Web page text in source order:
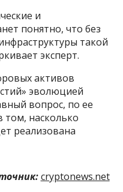
и
понятно, что без
такой
эксперт.
активов
эволюцией
вопрос, по ее
том, насколько
реализована
cryptonews.net